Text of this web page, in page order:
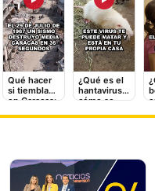
Qué hacer
si tiembla
en Caracas:
rápida que
¿Qué es el
hantavirus y
cómo se
video que